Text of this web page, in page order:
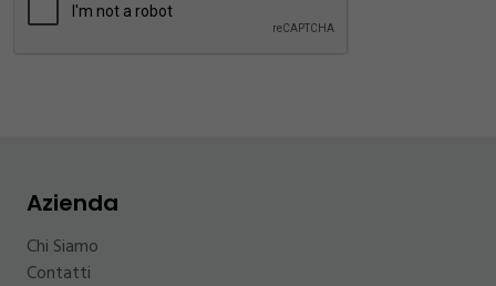
Azienda
Chi Siamo
Contatti